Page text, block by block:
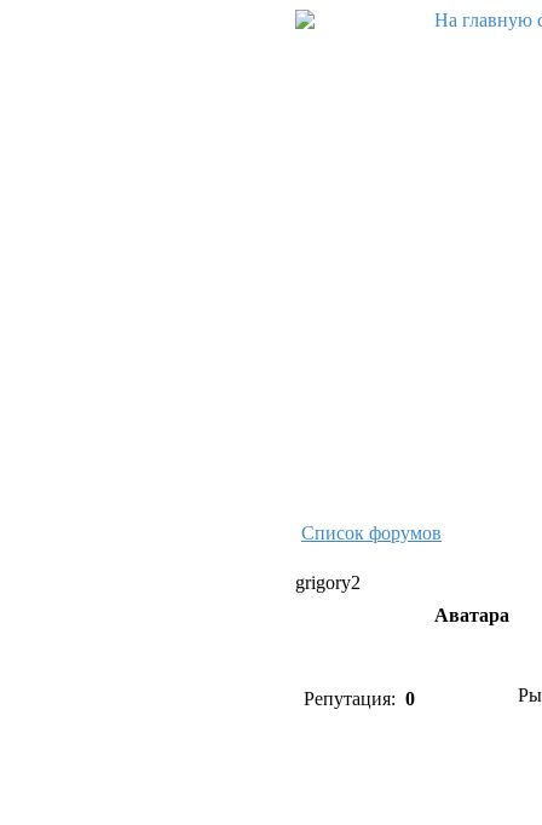
Список форумов
grigory2
Аватара
Репутация: 0